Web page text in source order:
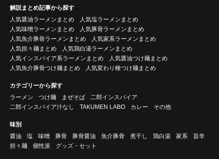
解説まとめ記事から探す
人気醤油ラーメンまとめ
人気塩ラーメンまとめ
人気味噌ラーメンまとめ
人気豚骨ラーメンまとめ
人気魚介豚骨ラーメンまとめ
人気家系ラーメンまとめ
人気担々麺まとめ
人気鶏白湯ラーメンまとめ
人気インスパイア系ラーメンまとめ
人気醤油つけ麺まとめ
人気魚介豚骨つけ麺まとめ
人気変わり種つけ麺まとめ
カテゴリーから探す
ラーメン
つけ麺 まぜそば
二郎インスパイア
二郎インスパイア汁なし
TAKUMEN LABO カレー その他
味別
醤油
塩 味噌 豚骨 豚骨醤油 魚介豚骨 煮干し 鶏白湯 家系
旨辛
担々麺
個性派 グッズ・セット